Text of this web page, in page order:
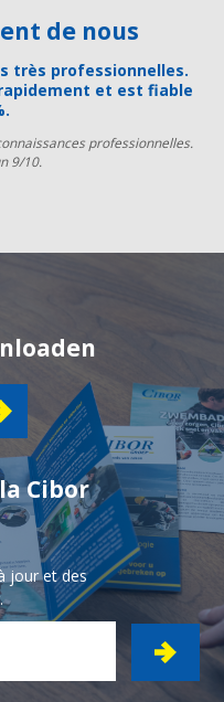
de nous
très professionnelles.
et est fiable
professionnelles.
9/10.
jour et des